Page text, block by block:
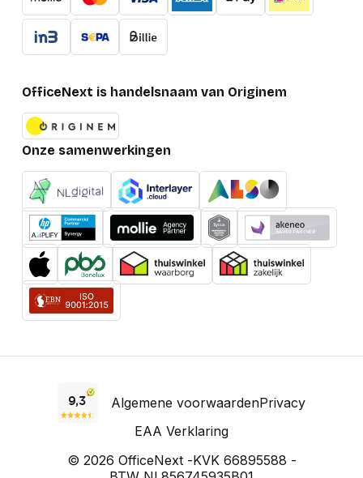
OfficeNext is handelsnaam van Originem
Onze samenwerkingen
Algemene voorwaardenPrivacy
EAA Verklaring
© 2026 OfficeNext -KVK 66895588 -